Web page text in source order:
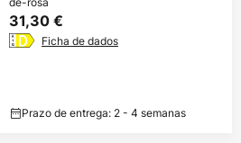
31,30 €
Ficha de dados
Prazo de entrega: 2 - 4 semanas